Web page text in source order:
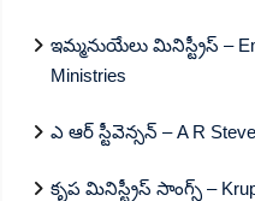
ఇమ్మనుయేలు మినిస్ట్రీస్ –
Ministries
ఎ ఆర్ స్టీవెన్సన్ – A R
కృప మినిస్ట్రీస్ సాంగ్స్ –